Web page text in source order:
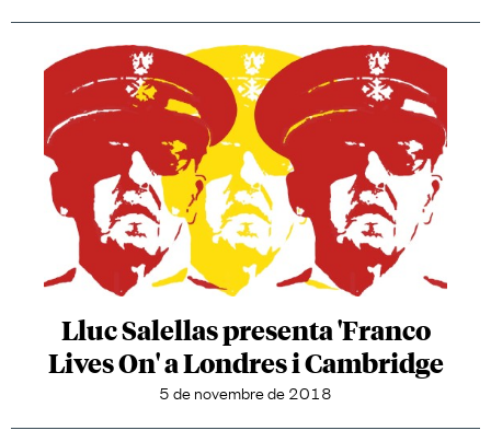
Lluc Salellas presenta 'Franco
Lives On' a Londres i Cambridge
5 de novembre de 2018